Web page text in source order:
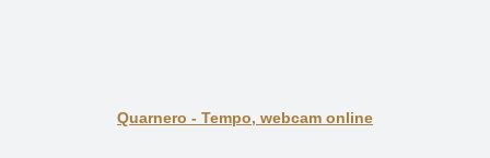
Quarnero - Tempo, webcam online